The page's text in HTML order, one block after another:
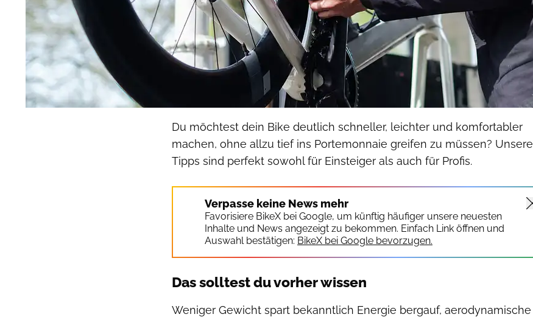
Du möchtest dein Bike deutlich schneller, leichter und komfortabler
machen, ohne allzu tief ins Portemonnaie greifen zu müssen? Unsere
Tipps sind perfekt sowohl für Einsteiger als auch für Profis.
Verpasse keine News mehr
Favorisiere BikeX bei Google, um künftig häufiger unsere neuesten
Inhalte und News angezeigt zu bekommen. Einfach Link öffnen und
Auswahl bestätigen: BikeX bei Google bevorzugen.
Das solltest du vorher wissen
Weniger Gewicht spart bekanntlich Energie bergauf, aerodynamische